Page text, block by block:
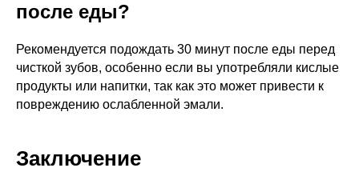
после еды?
Рекомендуется подождать 30 минут после еды перед
чисткой зубов, особенно если вы употребляли кислые
продукты или напитки, так как это может привести к
повреждению ослабленной эмали.
Заключение